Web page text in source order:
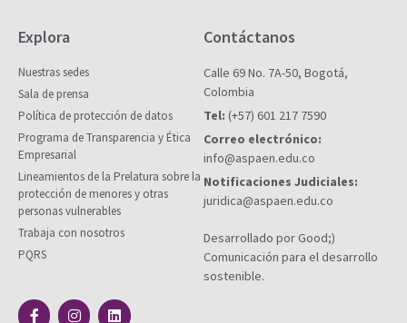
Explora
Nuestras sedes
Sala de prensa
Política de protección de datos
Programa de Transparencia y Ética
Empresarial
Lineamientos de la Prelatura sobre la
protección de menores y otras
personas vulnerables
Trabaja con nosotros
PQRS
Contáctanos
Calle 69 No. 7A-50, Bogotá,
Colombia
Tel: (+57) 601 217 7590
Correo electrónico:
info@aspaen.edu.co
Notificaciones Judiciales:
juridica@aspaen.edu.co
Desarrollado por Good;)
Comunicación para el desarrollo
sostenible.